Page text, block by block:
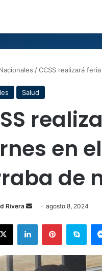
/CCSS realizará
Salud
en
de
Rivera
Sendagosto 8, 2024
X LinkedInPinterest